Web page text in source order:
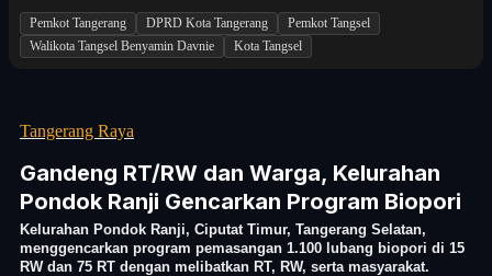
Pemkot Tangerang DPRD Kota Tangerang
Pemkot Tangsel
Walikota Tangsel Benyamin Davnie
Kota Tangsel
Tangerang Raya
Gandeng RT/RW dan Warga, Kelurahan
Pondok Ranji Gencarkan Program Biopori
Kelurahan Pondok Ranji, Ciputat Timur, Tangerang Selatan,
menggencarkan program pemasangan 1.100 lubang biopori di 15
RW dan 75 RT dengan melibatkan RT, RW, serta masyarakat.